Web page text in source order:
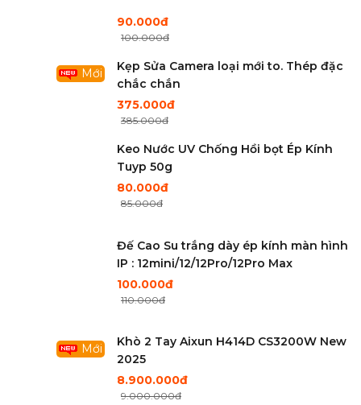
90.000đ
100.000đ
Mới
Kẹp Sửa Camera loại mới to. Thép đặc
chắc chắn
375.000đ
385.000đ
Keo Nước UV Chống Hồi bọt Ép Kính
Tuyp 50g
80.000đ
85.000đ
Đế Cao Su trắng dày ép kính màn hình
IP : 12mini/12/12Pro/12Pro Max
100.000đ
110.000đ
Mới
Khò 2 Tay Aixun H414D CS3200W New
2025
8.900.000đ
9.000.000đ